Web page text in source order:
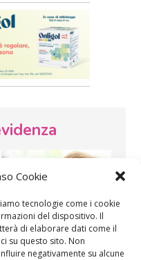
Cookie
tecnologie come i cookie
del dispositivo. Il
di elaborare dati come il
su questo sito. Non
negativamente su alcune
SOS Pediatra